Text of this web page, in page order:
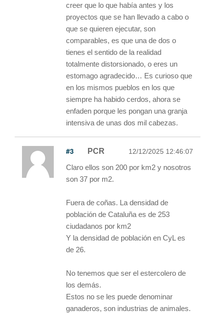
creer que lo que había antes y los
proyectos que se han llevado a cabo o
que se quieren ejecutar, son
comparables, es que una de dos o
tienes el sentido de la realidad
totalmente distorsionado, o eres un
estomago agradecido… Es curioso que
en los mismos pueblos en los que
siempre ha habido cerdos, ahora se
enfaden porque les pongan una granja
intensiva de unas dos mil cabezas.
#3 PCR 12/12/2025 12:46:07
Claro ellos son 200 por km2 y nosotros
son 37 por m2.
Fuera de coñas. La densidad de
población de Cataluña es de 253
ciudadanos por km2
Y la densidad de población en CyL es
de 26.
No tenemos que ser el estercolero de
los demás.
Estos no se les puede denominar
ganaderos, son industrias de animales.